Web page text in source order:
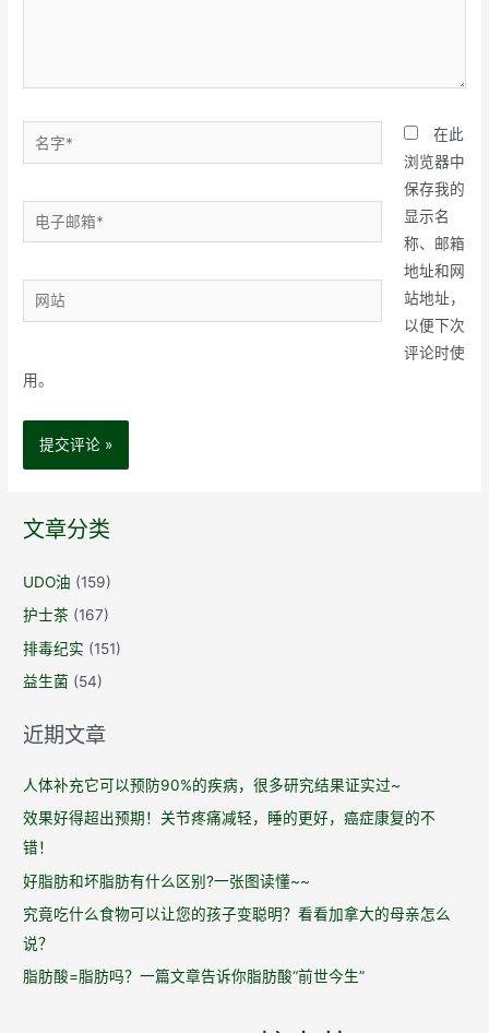
字
电
子
箱
*
网
站
在此
浏览器中
保存我的
显示名
称、邮箱
地址和网
站地址，
以便下次
评论时使
用。
文章分类
UDO油 (159)
护士茶 (167)
排毒纪实 (151)
益生菌 (54)
近期文章
人体补充它可以预防90%的疾病，很多研究结果证实过~
效果好得超出预期！关节疼痛减轻，睡的更好，癌症康复的不
错！
好脂肪和坏脂肪有什么区别?一张图读懂~~
究竟吃什么食物可以让您的孩子变聪明？看看加拿大的母亲怎么
说？
脂肪酸=脂肪吗？一篇文章告诉你脂肪酸“前世今生”